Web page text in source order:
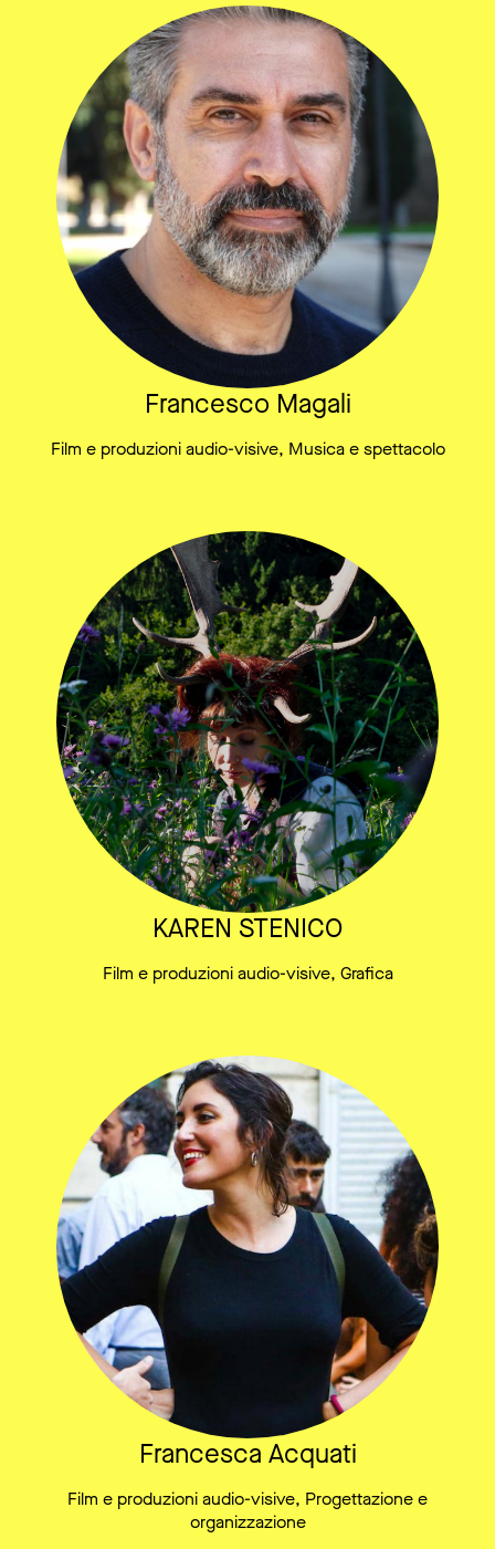
Francesco Magali
Film e produzioni audio-visive, Musica e spettacolo
KAREN STENICO
Film e produzioni audio-visive, Grafica
Francesca Acquati
Film e produzioni audio-visive, Progettazione e
organizzazione